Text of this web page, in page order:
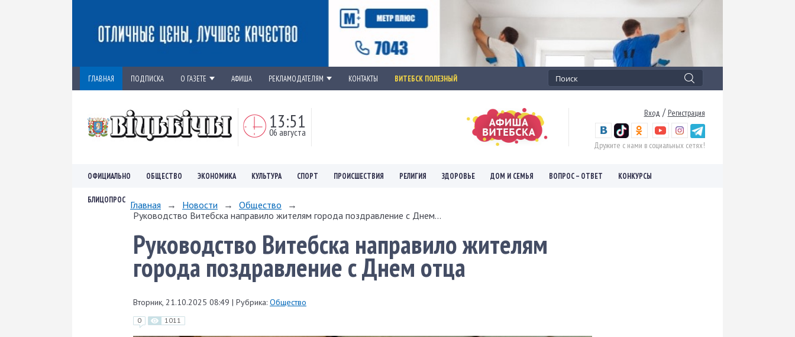
ГЛАВНАЯ ПОДПИСКА О ГАЗЕТЕ АФИША РЕКЛАМОДАТЕЛЯМ КОНТАКТЫ ВИТЕБСК ПОЛЕЗНЫЙ
13:51
06 августа
Вход / Регистрация
Дружите с нами в социальных сетях!
ОФИЦИАЛЬНО ОБЩЕСТВО ЭКОНОМИКА КУЛЬТУРА СПОРТ ПРОИСШЕСТВИЯ РЕЛИГИЯ ЗДОРОВЬЕ ДОМ И СЕМЬЯ ВОПРОС – ОТВЕТ КОНКУРСЫ
БЛИЦОПРОС Главная → Новости → Общество
→
Руководство Витебска направило жителям города поздравление с Днем...
Руководство Витебска направило жителям
города поздравление с Днем отца
Вторник, 21.10.2025 08:49 | Рубрика: Общество
0 1011